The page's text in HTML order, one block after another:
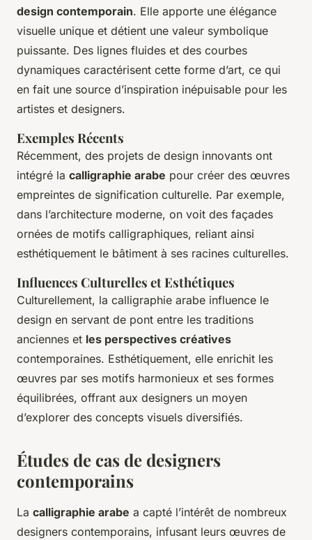
design contemporain. Elle apporte une élégance
visuelle unique et détient une valeur symbolique
puissante. Des lignes fluides et des courbes
dynamiques caractérisent cette forme d’art, ce qui
en fait une source d’inspiration inépuisable pour les
artistes et designers.
Exemples Récents
Récemment, des projets de design innovants ont
intégré la calligraphie arabe pour créer des œuvres
empreintes de signification culturelle. Par exemple,
dans l’architecture moderne, on voit des façades
ornées de motifs calligraphiques, reliant ainsi
esthétiquement le bâtiment à ses racines culturelles.
Influences Culturelles et Esthétiques
Culturellement, la calligraphie arabe influence le
design en servant de pont entre les traditions
anciennes et les perspectives créatives
contemporaines. Esthétiquement, elle enrichit les
œuvres par ses motifs harmonieux et ses formes
équilibrées, offrant aux designers un moyen
d’explorer des concepts visuels diversifiés.
Études de cas de designers
contemporains
La calligraphie arabe a capté l’intérêt de nombreux
designers contemporains, infusant leurs œuvres de